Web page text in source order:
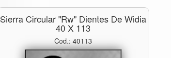
Sierra Circular "rw" Dientes De Widia
40 X 113
Cod.: 40113